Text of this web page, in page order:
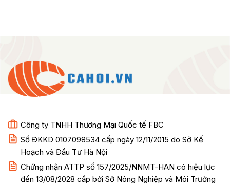
Công ty TNHH Thương Mại Quốc tế FBC
Số ĐKKD 0107098534 cấp ngày 12/11/2015 do Sở Kế
Hoạch và Đầu Tư Hà Nội
Chứng nhận ATTP số 157/2025/NNMT-HAN có hiệu lực
đến 13/08/2028 cấp bởi Sở Nông Nghiệp và Môi Trường